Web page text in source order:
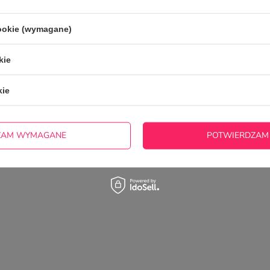
(wymagane)
WYMAGANE